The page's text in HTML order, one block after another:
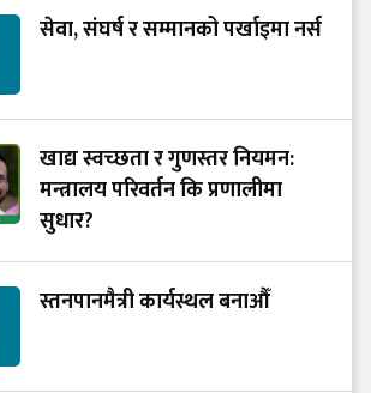
सेवा, संघर्ष र सम्मानको पर्खाइमा नर्स
खाद्य स्वच्छता र गुणस्तर नियमन:
मन्त्रालय परिवर्तन कि प्रणालीमा
सुधार?
स्तनपानमैत्री कार्यस्थल बनाऔँ